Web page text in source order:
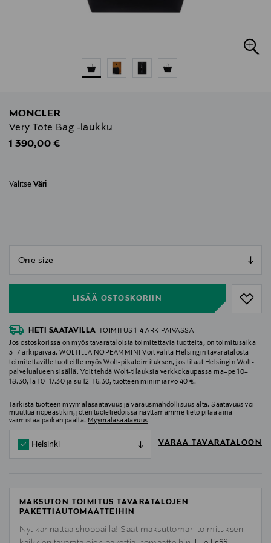
MONCLER
Very Tote Bag -laukku
Original Price
1 390,00 €
Valitse Väri
LISÄÄ OSTOSKORIIN
HETI SAATAVILLA
TOIMITUS 1-4 ARKIPÄIVÄSSÄ
Jos ostoskorissa on myös tavarataloista toimitettavia tuotteita, on toimitusaika
3–7 arkipäivää. WOLTILLA NOPEAMMIN! Voit valita Helsingin tavaratalosta
toimitettaville tuotteille myös Wolt-pikatoimituksen, jos tilaat Helsingin Wolt-
palvelualueen sisällä. Voit tehdä Wolt-tilauksia verkkokaupassa ma–pe 10–
18.30, la 10–17.30 ja su 12–16.30, tuotteen minimiarvo 40 €.
Tarkista tuotteen myymäläsaatavuus ja varausmahdollisuus alta. Saatavuus voi
muuttua nopeastikin, joten tuotetiedoissa näyttämämme tieto pitää aina
varmistaa paikan päällä. Myymäläsaatavuus
Helsinki VARAA TAVARATALOON
MAKSUTON TOIMITUS TAVARATALOJEN
PAKETTIAUTOMAATTEIHIN
Nyt kannattaa shoppailla! Saat maksuttoman toimituksen